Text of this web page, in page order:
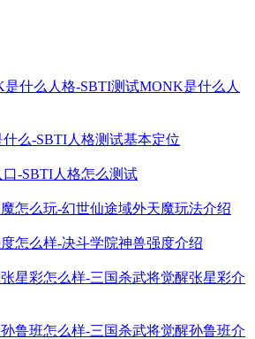
什么人格-SBTI测试MONK是什么人
么-SBTI人格测试基本定位
-SBTI人格怎么测试
怎么玩-幻世仙途域外天魔玩法介绍
怎么样-决斗学院神兽强度介绍
星彩怎么样-三国杀武将觉醒张星彩介
鲁班怎么样-三国杀武将觉醒孙鲁班介